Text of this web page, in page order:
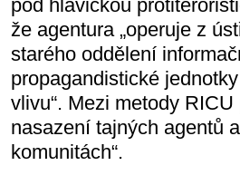
pod hlavičkou
že agentura „operuje z
starého oddělení
propagandistické
vlivu“. Mezi metody
nasazení tajných agentů
komunitách“.